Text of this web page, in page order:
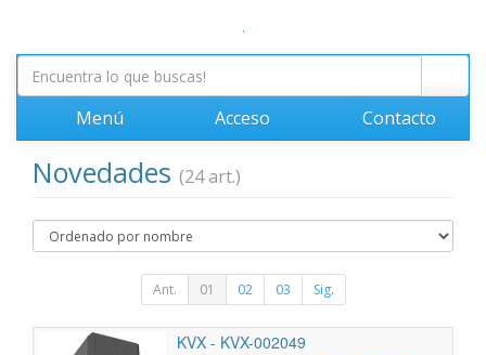
.
Menú Acceso Contacto
Novedades (24 art.)
Ant. 01 02 03 Sig.
KVX - KVX-002049